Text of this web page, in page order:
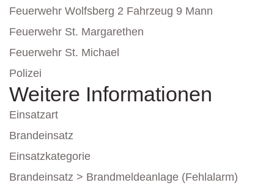
Feuerwehr Wolfsberg 2 Fahrzeug 9 Mann
Feuerwehr St. Margarethen
Feuerwehr St. Michael
Polizei
Weitere Informationen
Einsatzart
Brandeinsatz
Einsatzkategorie
Brandeinsatz > Brandmeldeanlage (Fehlalarm)